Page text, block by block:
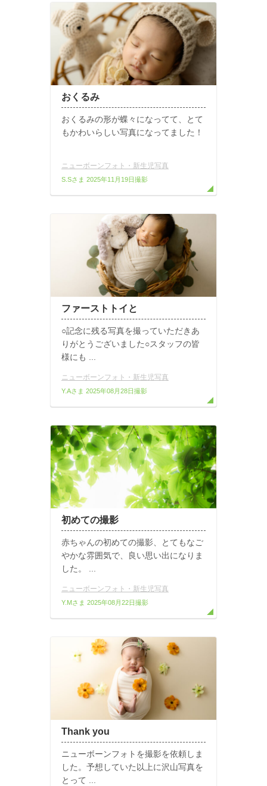
おくるみ
おくるみの形が蝶々になってて、とて
もかわいらしい写真になってました！
ニューボーンフォト・新生児写真
S.Sさま 2025年11月19日撮影
ファーストトイと
○記念に残る写真を撮っていただきあ
りがとうございました○スタッフの皆
様にも ...
ニューボーンフォト・新生児写真
Y.Aさま 2025年08月28日撮影
初めての撮影
赤ちゃんの初めての撮影、とてもなご
やかな雰囲気で、良い思い出になりま
した。 ...
ニューボーンフォト・新生児写真
Y.Mさま 2025年08月22日撮影
Thank you
ニューボーンフォトを撮影を依頼しま
した。予想していた以上に沢山写真を
とって ...